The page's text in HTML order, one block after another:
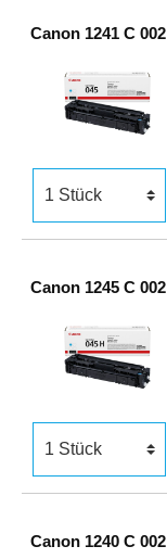
Canon 1241 C
Canon 1245 C
Canon 1240 C